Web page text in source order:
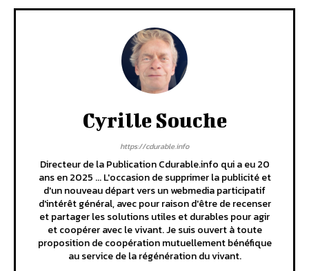
Cyrille Souche
https://cdurable.info
Directeur de la Publication Cdurable.info qui a eu 20
ans en 2025 ... L'occasion de supprimer la publicité et
d'un nouveau départ vers un webmedia participatif
d'intérêt général, avec pour raison d'être de recenser
et partager les solutions utiles et durables pour agir
et coopérer avec le vivant. Je suis ouvert à toute
proposition de coopération mutuellement bénéfique
au service de la régénération du vivant.